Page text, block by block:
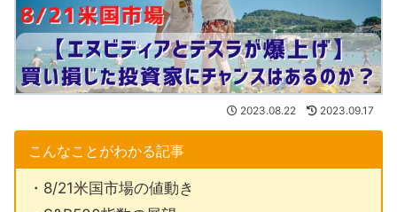
2023.08.22 2023.09.17
こんなことがわかる記事
・8/21米国市場の値動き